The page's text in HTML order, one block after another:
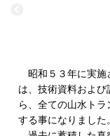
昭和５３年に実施
は、技術資料およ
ら、全ての山水ト
する事になりました。